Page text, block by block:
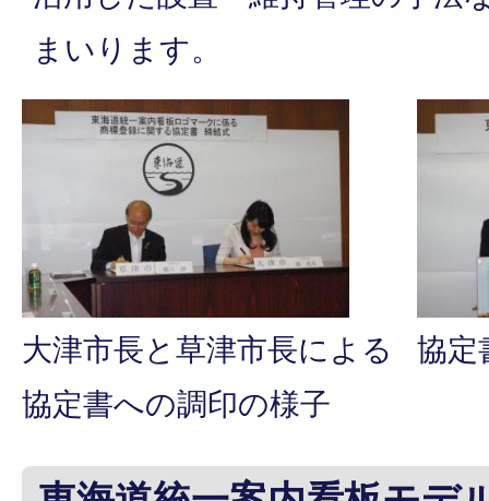
まいります。
大津市長と草津市長による
協定書への調印の様子
協定